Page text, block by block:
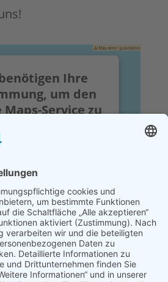
Ihre
um den
Maps-Service zu
um Karteninhalte
Dieser Service kann
Aktivitäten sammeln.
Sie die Details durch und
Sie der Nutzung des
zu, um diese Karte
anzuzeigen.
Informationen